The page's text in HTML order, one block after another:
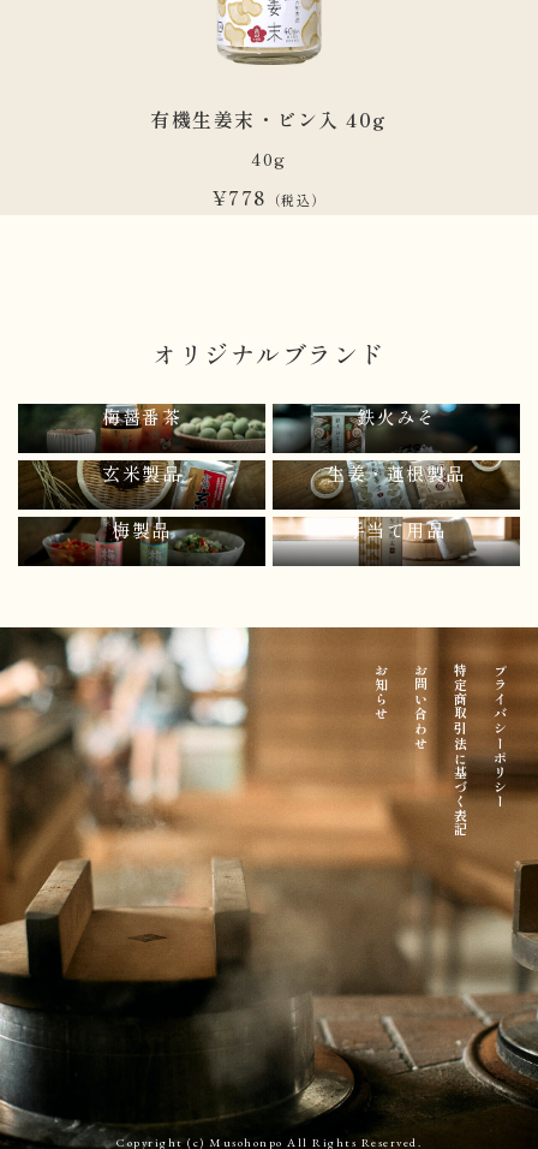
有機生姜末・ビン入 40g
40g
¥778 （税込）
オリジナルブランド
梅醤番茶 鉄火みそ
玄米製品 生姜・蓮根製品
梅製品 手当て用品
お知らせ お問い合わせ 特定商取引法に基づく表記プライバシーポリシー
Copyright (c) Musohonpo All Rights Reserved.